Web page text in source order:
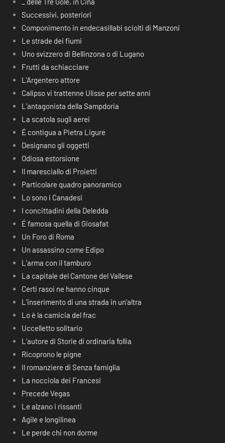
Successivi, posteriori
Componimento in endecasillabi sciolti di Manzoni
Le strade dei fiumi
Uno svizzero di Bellinzona o di Lugano
Frutti da schiacciare
L’Argentero attore
Calipso vi trattenne Ulisse per sette anni
L’antagonista della Sampdoria
La scatola sugli aerei
É contigua a Pietra Ligure
Designano gli oggetti
Odiosa estorsione
Il maresciallo di Proietti
Particolare quadro panoramico
Lo sono i Canadesi
I concittadini della Deledda
É famosa quella di Giosafat
Un Foro di Roma
Un assassino come Edipo
L’arma con il tamburo
La capitale del Cantone del Vallese
Certi rasoi ne hanno cinque
L’inserimento di una strada in un’altra
Lo è la camicia del frac
Uccelletto solitario
L’autore di Storie di ordinaria follia
Ricoprono le pigne
Il romanziere di Senza famiglia
La nocciola dei Francesi
Precede Vegas
Le alzano i rissanti
Agile e longilinea
Le perde chi non dorme